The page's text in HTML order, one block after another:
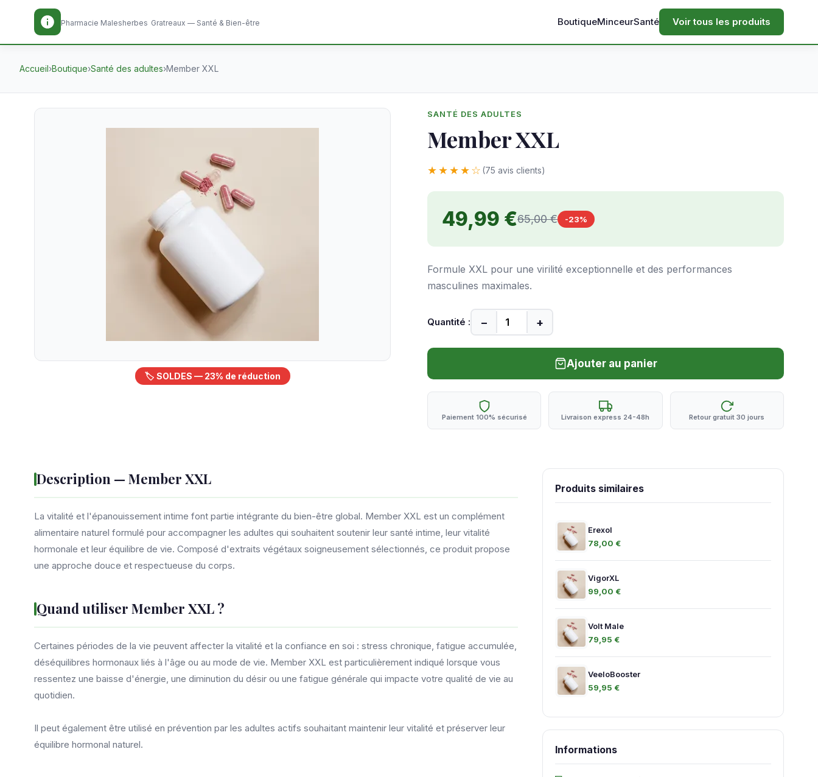
Pharmacie Malesherbes Gratreaux — Santé & Bien-être BoutiqueMinceurSanté Voir tous les produits
Accueil›Boutique›Santé des adultes›Member XXL
🏷️ SOLDES — 23% de réduction
SANTÉ DES ADULTES
Member XXL
★★★★☆ (75 avis clients)
49,99 €65,00 € -23%
Formule XXL pour une virilité exceptionnelle et des performances
masculines maximales.
Quantité : − +
Ajouter au panier
Paiement 100% sécurisé Livraison express 24-48h Retour gratuit 30 jours
Description — Member XXL
La vitalité et l'épanouissement intime font partie intégrante du bien-être global. Member XXL est un complément
alimentaire naturel formulé pour accompagner les adultes qui souhaitent soutenir leur santé intime, leur vitalité
hormonale et leur équilibre de vie. Composé d'extraits végétaux soigneusement sélectionnés, ce produit propose
une approche douce et respectueuse du corps.
Quand utiliser Member XXL ?
Certaines périodes de la vie peuvent affecter la vitalité et la confiance en soi : stress chronique, fatigue accumulée,
déséquilibres hormonaux liés à l'âge ou au mode de vie. Member XXL est particulièrement indiqué lorsque vous
ressentez une baisse d'énergie, une diminution du désir ou une fatigue générale qui impacte votre qualité de vie au
quotidien.
Il peut également être utilisé en prévention par les adultes actifs souhaitant maintenir leur vitalité et préserver leur
équilibre hormonal naturel.
Produits similaires
Erexol
78,00 €
VigorXL
99,00 €
Volt Male
79,95 €
VeeloBooster
59,95 €
Informations